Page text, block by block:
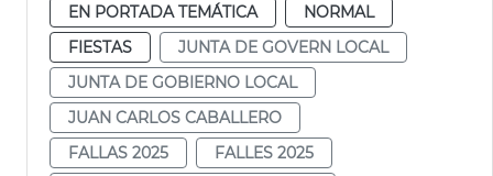
EN PORTADA TEMÁTICA
NORMAL
FIESTAS
JUNTA DE GOVERN LOCAL
JUNTA DE GOBIERNO LOCAL
JUAN CARLOS CABALLERO
FALLAS 2025
FALLES 2025